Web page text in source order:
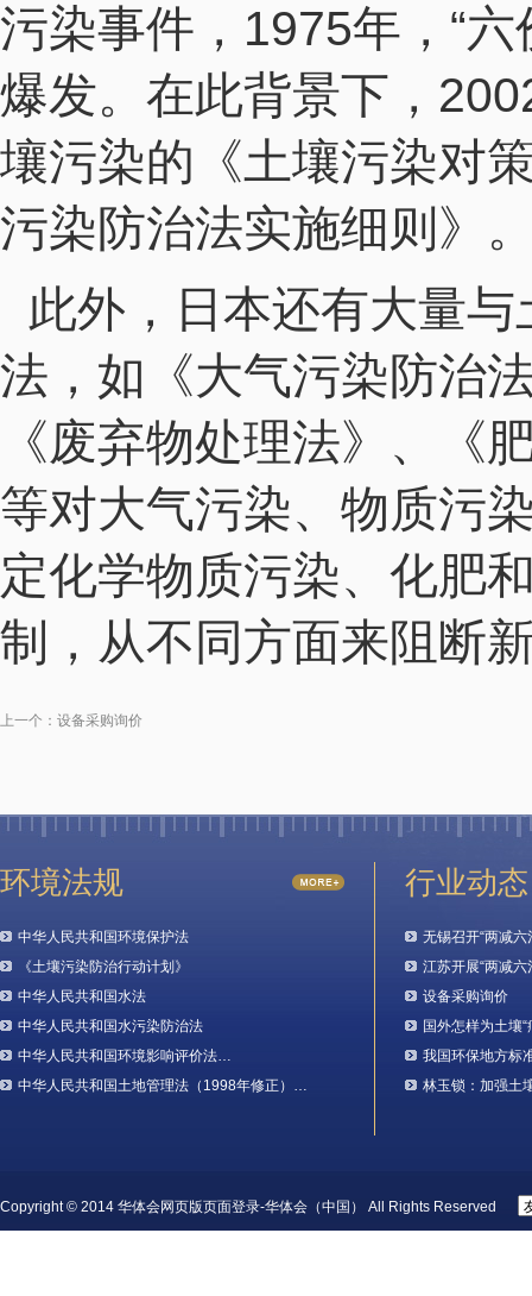
污染事件，1975年，“
爆发。在此背景下，
壤污染的《土壤污染对
污染防治法实施细则》
此外，日本还有大量与
法，如《大气污染防治
《废弃物处理法》、《
等对大气污染、物质污
定化学物质污染、化肥
制，从不同方面来阻断
上一个： 设备采购询价
环境法规
中华人民共和国环境保护法
《土壤污染防治行动计划》
中华人民共和国水法
中华人民共和国水污染防治法
中华人民共和国环境影响评价法…
中华人民共和国土地管理法（1998年修正）…
行业动态
无锡召开“两减
江苏开展“两减
设备采购询价
国外怎样为土壤“
我国环保地方标
林玉锁：加强土
Copyright © 2014 华体会网页版页面登录-华体会（中国） All Rights Reserved